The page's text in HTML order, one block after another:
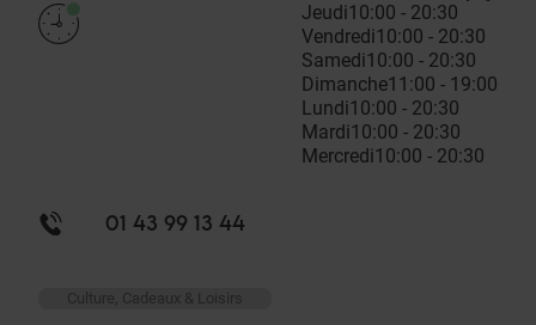
Jeudi10:00 - 20:30
Vendredi10:00 - 20:30
Samedi10:00 - 20:30
Dimanche11:00 - 19:00
Lundi10:00 - 20:30
Mardi10:00 - 20:30
Mercredi10:00 - 20:30
01 43 99 13 44
Culture, Cadeaux & Loisirs